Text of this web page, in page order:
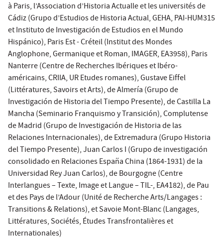
à Paris, l’Association d’Historia Actualle et les universités de
Cádiz (Grupo d’Estudios de Historia Actual, GEHA, PAI-HUM315
et Instituto de Investigación de Estudios en el Mundo
Hispánico), Paris Est - Créteil (Institut des Mondes
Anglophone, Germanique et Roman, IMAGER, EA3958), Paris
Nanterre (Centre de Recherches Ibériques et Ibéro-
américains, CRIIA, UR Etudes romanes), Gustave Eiffel
(Littératures, Savoirs et Arts), de Almería (Grupo de
Investigación de Historia del Tiempo Presente), de Castilla La
Mancha (Seminario Franquismo y Transición), Complutense
de Madrid (Grupo de Investigación de Historia de las
Relaciones Internacionales), de Extremadura (Grupo Historia
del Tiempo Presente), Juan Carlos I (Grupo de investigación
consolidado en Relaciones España China (1864-1931) de la
Universidad Rey Juan Carlos), de Bourgogne (Centre
Interlangues – Texte, Image et Langue – TIL-, EA4182), de Pau
et des Pays de l’Adour (Unité de Recherche Arts/Langages :
Transitions & Relations), et Savoie Mont-Blanc (Langages,
Littératures, Sociétés, Études Transfrontalières et
Internationales)